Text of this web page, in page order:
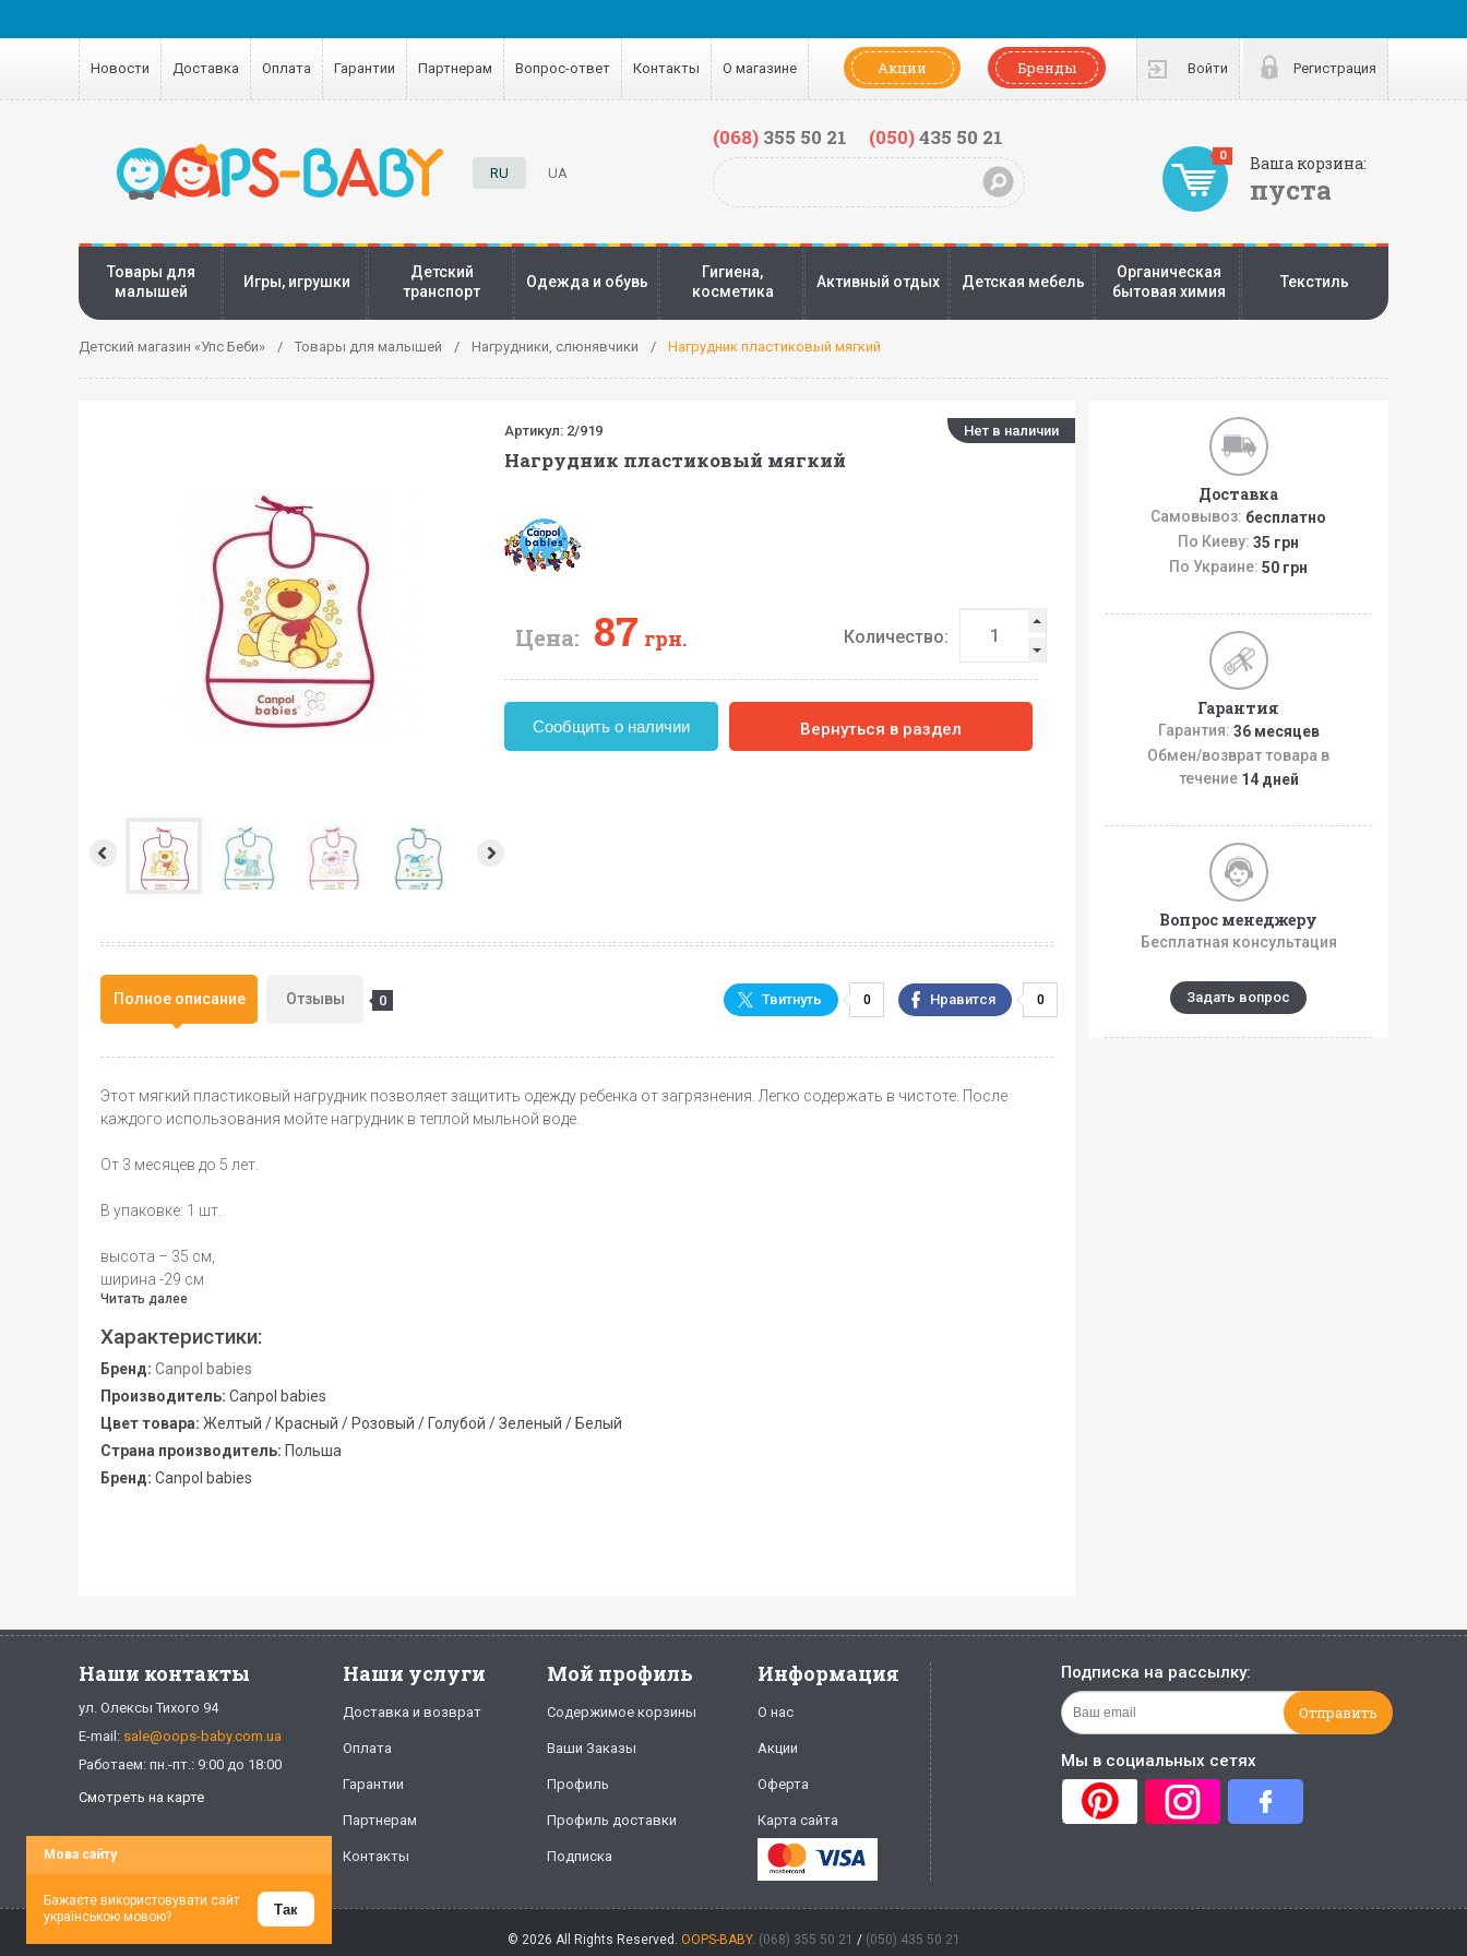
Войти Регистрация
Новости Доставка Оплата Гарантии Партнерам Вопрос-ответ Контакты О магазине Акции Бренды
Ваша корзина:
пуста
0
RU UA
(068)355 50 21 (050)435 50 21
Товары для
малышей
Игры, игрушки
Детский
транспорт
Одежда и обувь
Гигиена,
косметика
Активный отдых Детская мебель
Органическая
бытовая химия
Текстиль
Детский магазин «Упс Беби» Товары для малышей Нагрудники, слюнявчики Нагрудник пластиковый мягкий
Артикул: 2/919 Нет в наличии
Нагрудник пластиковый мягкий
Цена: 87 грн. Количество:
Сообщить о наличии Вернуться в раздел
Полное описание Отзывы 0 0 0
Этот мягкий пластиковый нагрудник позволяет защитить одежду ребенка от загрязнения. Легко содержать в чистоте. После
каждого использования мойте нагрудник в теплой мыльной воде.
От 3 месяцев до 5 лет.
В упаковке: 1 шт.
высота – 35 см,
ширина -29 см
Читать далее
Характеристики:
Бренд: Canpol babies
Производитель: Canpol babies
Цвет товара: Желтый / Красный / Розовый / Голубой / Зеленый / Белый
Страна производитель: Польша
Бренд: Canpol babies
Доставка
Самовывоз: бесплатно
По Киеву: 35 грн
По Украине: 50 грн
Гарантия
Гарантия: 36 месяцев
Обмен/возврат товара в
течение 14 дней
Вопрос менеджеру
Бесплатная консультация
Задать вопрос
Наши контакты
ул. Олексы Тихого 94
E-mail: sale@oops-baby.com.ua
Работаем: пн.-пт.: 9:00 до 18:00
Смотреть на карте
Наши услуги
Доставка и возврат
Оплата
Гарантии
Партнерам
Контакты
Мой профиль
Содержимое корзины
Ваши Заказы
Профиль
Профиль доставки
Подписка
Информация
О нас
Акции
Оферта
Карта сайта
Подписка на рассылку:
Мы в социальных сетях
© 2026 All Rights Reserved. OOPS-BABY. (068) 355 50 21 / (050) 435 50 21
Мова сайту
Бажаєте використовувати сайт
українською мовою?
Так